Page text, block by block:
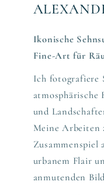
Ikonische
Fine-Art für
Ich fotografiere
und
Meine Arbeiten
Zusammenspiel
urbanem Flair
anmutenden